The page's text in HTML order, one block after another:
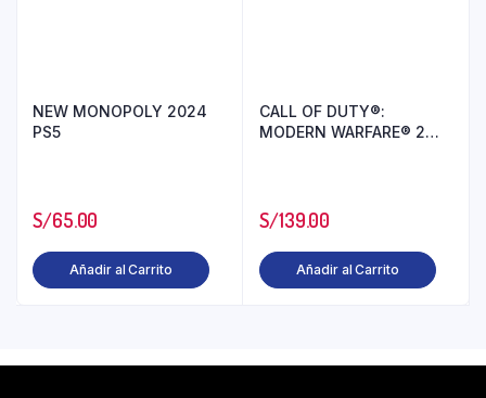
NEW MONOPOLY 2024
PS5
S/65.00
Añadir al Carrito
CALL OF DUTY®:
MODERN WARFARE® 2
S/139.00
Añadir al Carrito